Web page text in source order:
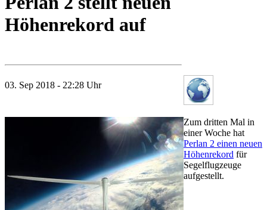
Höhenrekord auf
03. Sep 2018 - 22:28 Uhr
Zum dritten Mal in
einer Woche hat
Perlan 2 einen neuen
Höhenrekord für
Segelflugzeuge
aufgestellt.